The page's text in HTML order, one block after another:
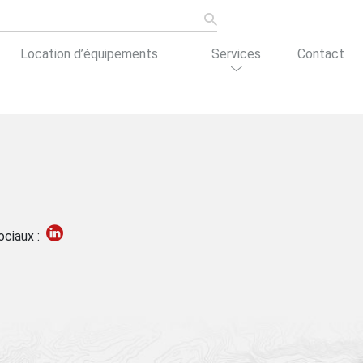
Actualités
Location d’équipements Services Contact
: